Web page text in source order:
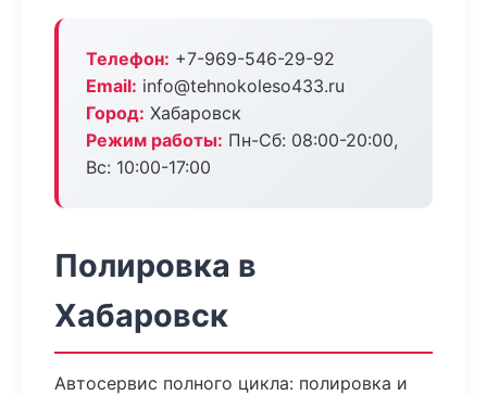
Телефон: +7-969-546-29-92
Email: info@tehnokoleso433.ru
Город: Хабаровск
Режим работы: Пн-Сб: 08:00-20:00,
Вс: 10:00-17:00
Полировка в
Хабаровск
Автосервис полного цикла: полировка и